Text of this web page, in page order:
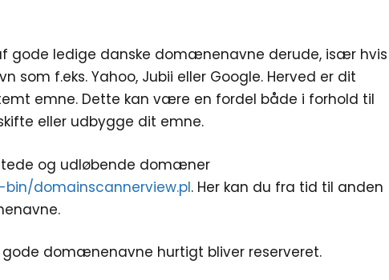
gode ledige danske domænenavne derude, især hvis
f.eks. Yahoo, Jubii eller Google. Herved er dit
emne. Dette kan være en fordel både i forhold til
eller udbygge dit emne.
og udløbende domæner
domainscannerview.pl. Her kan du fra tid til anden
domænenavne hurtigt bliver reserveret.